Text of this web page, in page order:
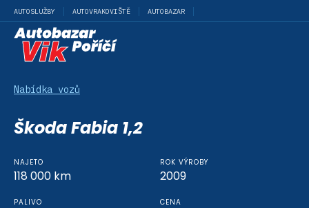
AUTOSLUŽBY AUTOVRAKOVIŠTĚ AUTOBAZAR
Nabídka vozů
Škoda Fabia 1,2
NAJETO
118 000 km
ROK VÝROBY
2009
PALIVO CENA